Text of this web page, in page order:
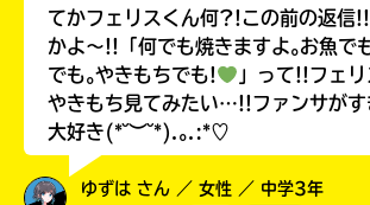
てかフェリスくん何?!この前の返信
かよ〜!!「何でも焼きますよ｡お魚で
でも｡やきもちでも!
」って!!フェ
やきもち見てみたい…!!ファンサがす
大好き(*˘︶˘*).｡.:*♡
ゆずは さん ／ 女性 ／ 中学3年